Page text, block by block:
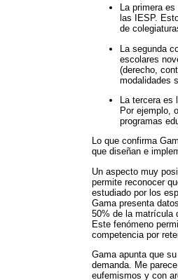
La primera
las IESP.
de
La segunda
escolares
(derecho,
modalidades
La tercera es
Por ejemplo,
programas
Lo que confirma
que diseñan e
Un aspecto muy
permite reconocer
estudiado por los
Gama presenta
50% de la matrícula
Este fenómeno
competencia por
Gama apunta que
demanda. Me
eufemismos y con